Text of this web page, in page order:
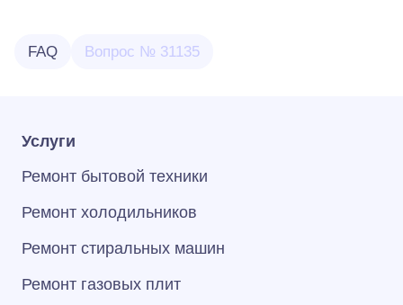
FAQ Вопрос № 31135
Услуги
Ремонт бытовой техники
Ремонт холодильников
Ремонт стиральных машин
Ремонт газовых плит